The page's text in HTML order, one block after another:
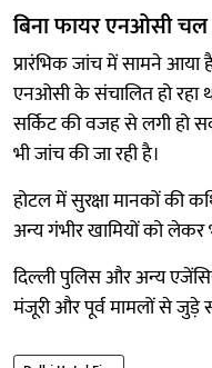
बिना फायर एनओसी चल
प्रारंभिक जांच में सामने आया
एनओसी के संचालित हो रहा
सर्किट की वजह से लगी हो
भी जांच की जा रही है।
होटल में सुरक्षा मानकों की
अन्य गंभीर खामियों को लेकर
दिल्ली पुलिस और अन्य
मंजूरी और पूर्व मामलों से